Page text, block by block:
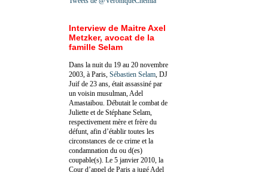
Interview de Maitre Axel
Metzker, avocat de la
famille Selam
Dans la nuit du 19 au 20 novembre
2003, à Paris, Sébastien Selam , DJ
Juif de 23 ans, était assassiné par
un voisin musulman, Adel
Amastaibou. Débutait le combat de
Juliette et de Stéphane Selam,
respectivement mère et frère du
défunt, afin d’établir toutes les
circonstances de ce crime et la
condamnation du ou d(es)
coupable(s). Le 5 janvier 2010, la
Cour d’appel de Paris a jugé Adel